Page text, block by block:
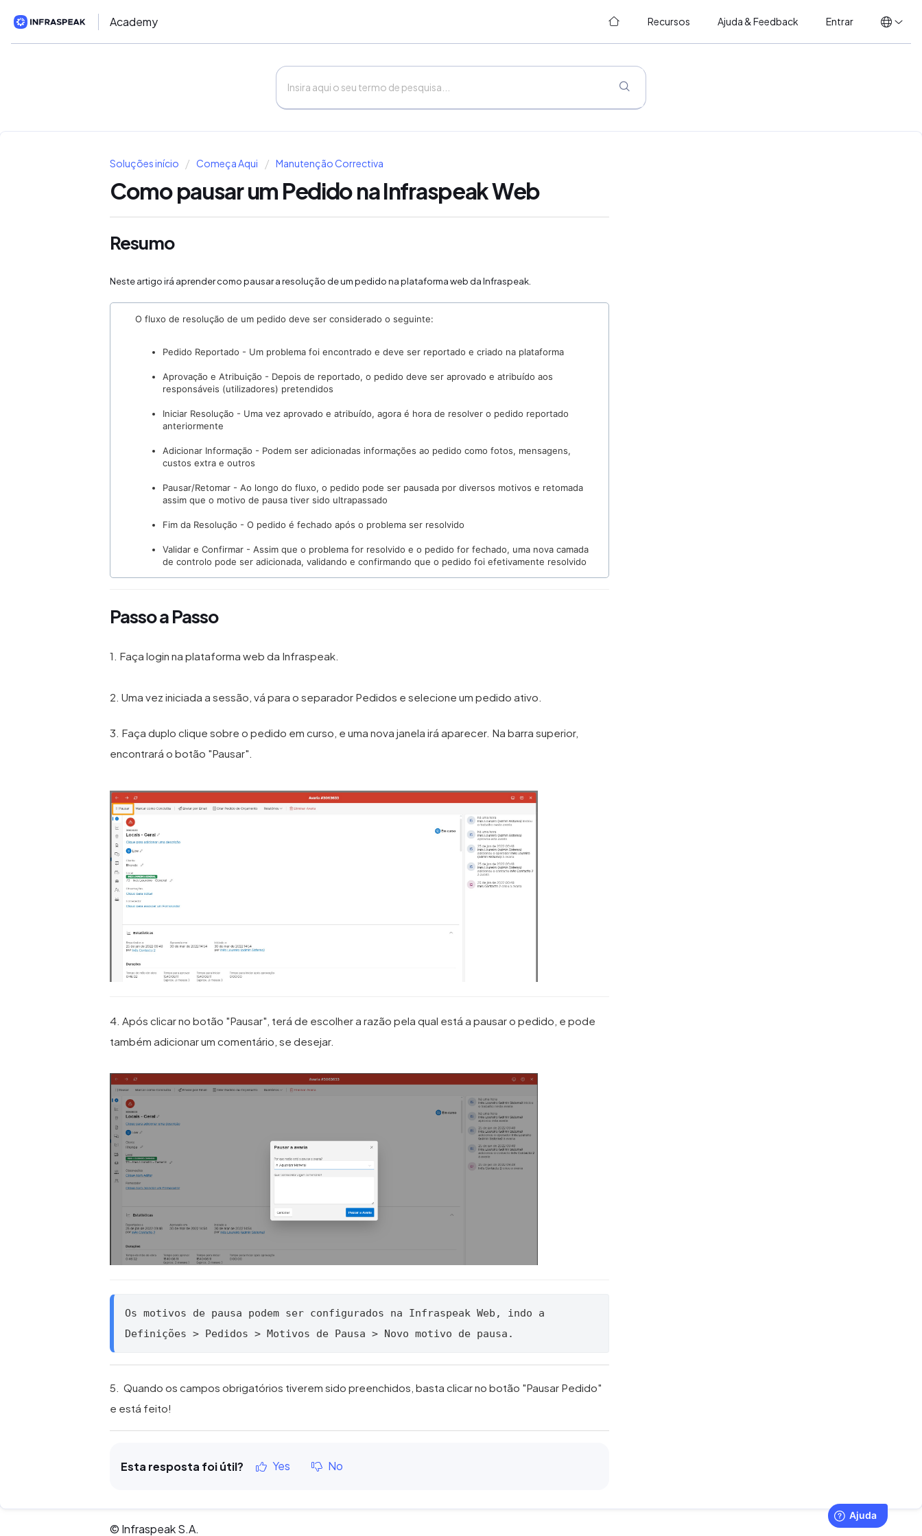
Academy Recursos Ajuda & Feedback Entrar
Soluções início Começa Aqui Manutenção Correctiva
Como pausar um Pedido na Infraspeak Web
Resumo
Neste artigo irá aprender como pausar a resolução de um pedido na plataforma web da Infraspeak.
O fluxo de resolução de um pedido deve ser considerado o seguinte:
Pedido Reportado - Um problema foi encontrado e deve ser reportado e criado na plataforma
Aprovação e Atribuição - Depois de reportado, o pedido deve ser aprovado e atribuído aos
responsáveis (utilizadores) pretendidos
Iniciar Resolução - Uma vez aprovado e atribuído, agora é hora de resolver o pedido reportado
anteriormente
Adicionar Informação - Podem ser adicionadas informações ao pedido como fotos, mensagens,
custos extra e outros
Pausar/Retomar - Ao longo do fluxo, o pedido pode ser pausada por diversos motivos e retomada
assim que o motivo de pausa tiver sido ultrapassado
Fim da Resolução - O pedido é fechado após o problema ser resolvido
Validar e Confirmar - Assim que o problema for resolvido e o pedido for fechado, uma nova camada
de controlo pode ser adicionada, validando e confirmando que o pedido foi efetivamente resolvido
Passo a Passo
1. Faça login na plataforma web da Infraspeak.
2. Uma vez iniciada a sessão, vá para o separador Pedidos e selecione um pedido ativo.
3. Faça duplo clique sobre o pedido em curso, e uma nova janela irá aparecer. Na barra superior,
encontrará o botão "Pausar".
4. Após clicar no botão "Pausar", terá de escolher a razão pela qual está a pausar o pedido, e pode
também adicionar um comentário, se desejar.
Os motivos de pausa podem ser configurados na Infraspeak Web, indo a
Definições > Pedidos > Motivos de Pausa > Novo motivo de pausa.
5. Quando os campos obrigatórios tiverem sido preenchidos, basta clicar no botão "Pausar Pedido"
e está feito!
Esta resposta foi útil? Yes No
© Infraspeak S.A.